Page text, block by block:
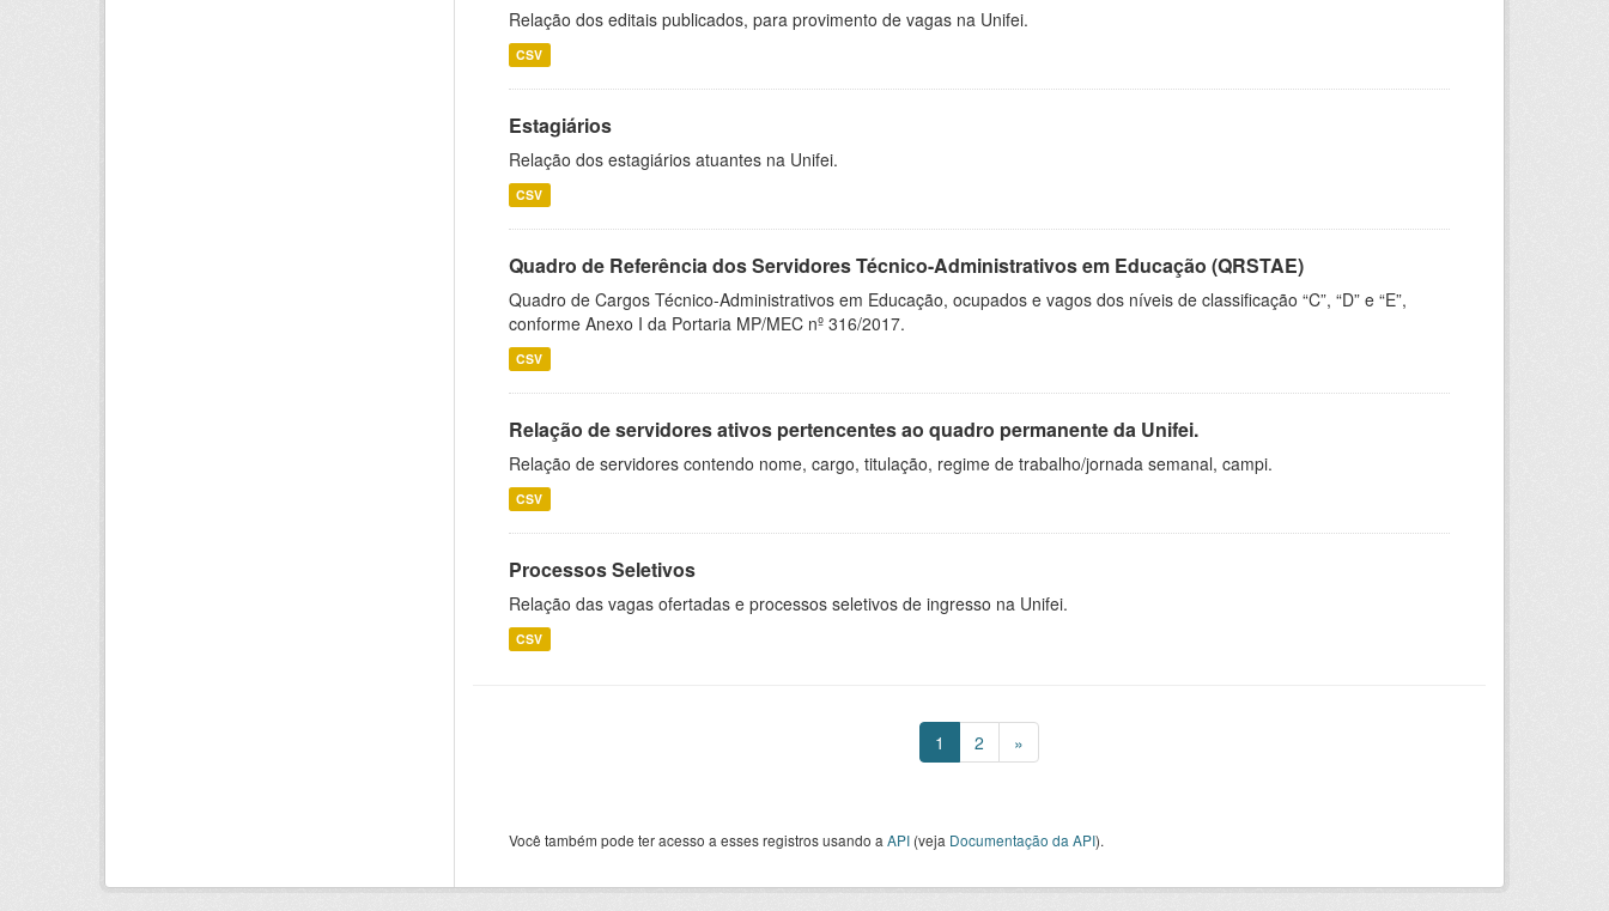
Relação dos editais publicados, para provimento de vagas na Unifei.
CSV
Estagiários
Relação dos estagiários atuantes na Unifei.
CSV
Quadro de Referência dos Servidores Técnico-Administrativos em Educação (QRSTAE)
Quadro de Cargos Técnico-Administrativos em Educação, ocupados e vagos dos níveis de classificação “C”, “D” e “E”,
conforme Anexo I da Portaria MP/MEC nº 316/2017.
CSV
Relação de servidores ativos pertencentes ao quadro permanente da Unifei.
Relação de servidores contendo nome, cargo, titulação, regime de trabalho/jornada semanal, campi.
CSV
Processos Seletivos
Relação das vagas ofertadas e processos seletivos de ingresso na Unifei.
CSV
1 2 »
Você também pode ter acesso a esses registros usando a API (veja Documentação da API).